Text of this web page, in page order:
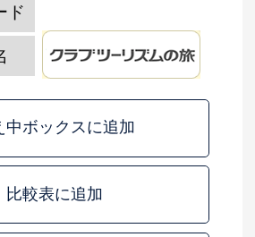
ド
中ボックスに追加
比較表に追加